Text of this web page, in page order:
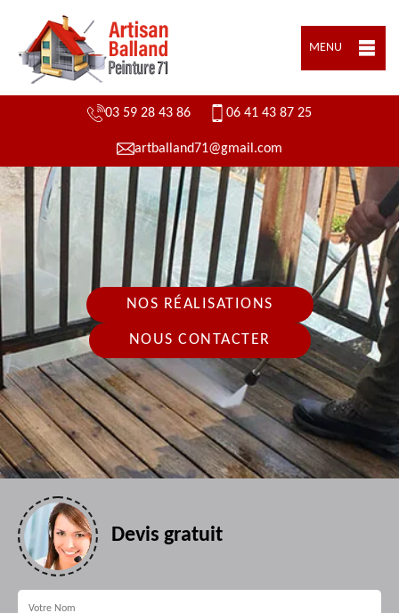
MENU
03 59 28 43 86 06 41 43 87 25
artballand71@gmail.com
NOS RÉALISATIONS
NOUS CONTACTER
Devis gratuit